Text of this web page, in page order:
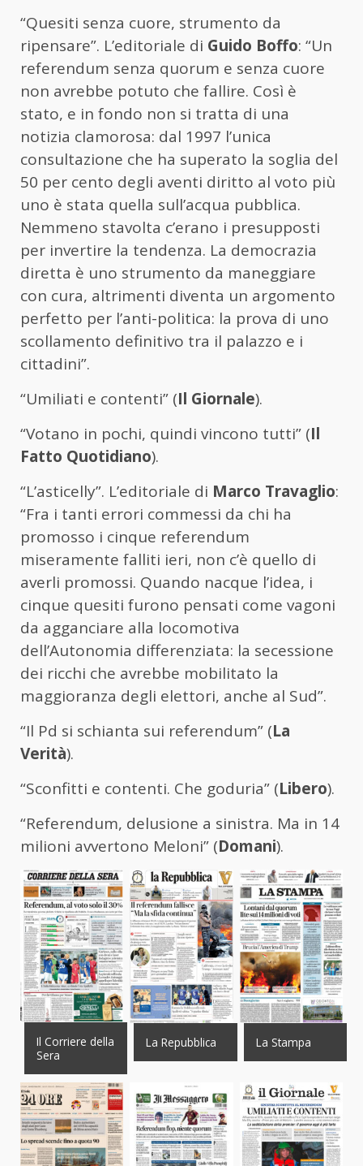
“Quesiti senza cuore, strumento da
ripensare”. L’editoriale di Guido Boffo: “Un
referendum senza quorum e senza cuore
non avrebbe potuto che fallire. Così è
stato, e in fondo non si tratta di una
notizia clamorosa: dal 1997 l’unica
consultazione che ha superato la soglia del
50 per cento degli aventi diritto al voto più
uno è stata quella sull’acqua pubblica.
Nemmeno stavolta c’erano i presupposti
per invertire la tendenza. La democrazia
diretta è uno strumento da maneggiare
con cura, altrimenti diventa un argomento
perfetto per l’anti-politica: la prova di uno
scollamento definitivo tra il palazzo e i
cittadini”.
“Umiliati e contenti” (Il Giornale).
“Votano in pochi, quindi vincono tutti” (Il
Fatto Quotidiano).
“L’asticelly”. L’editoriale di Marco Travaglio:
“Fra i tanti errori commessi da chi ha
promosso i cinque referendum
miseramente falliti ieri, non c’è quello di
averli promossi. Quando nacque l’idea, i
cinque quesiti furono pensati come vagoni
da agganciare alla locomotiva
dell’Autonomia differenziata: la secessione
dei ricchi che avrebbe mobilitato la
maggioranza degli elettori, anche al Sud”.
“Il Pd si schianta sui referendum” (La
Verità).
“Sconfitti e contenti. Che goduria” (Libero).
“Referendum, delusione a sinistra. Ma in 14
milioni avvertono Meloni” (Domani).
Il Corriere della
Sera
La Repubblica La Stampa